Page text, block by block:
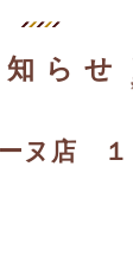
らせ
ヌ店 １